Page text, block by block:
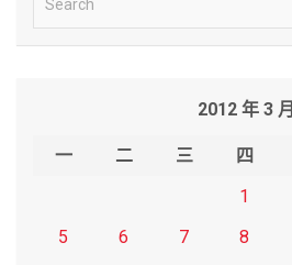
e
2012 年 3 月
一 二 三 四
1
5
6 7 8